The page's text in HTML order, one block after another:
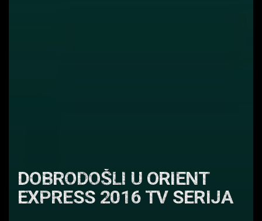
DOBRODOŠLI U ORIENT
EXPRESS 2016 TV SERIJA